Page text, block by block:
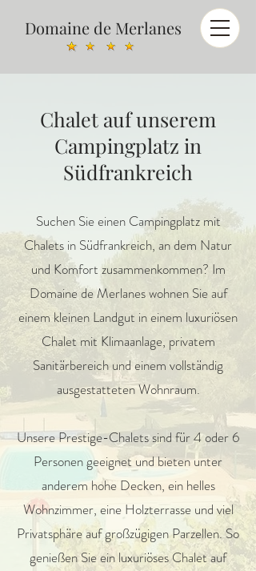
Domaine de Merlanes
Chalet auf unserem
Campingplatz in
Südfrankreich
Suchen Sie einen Campingplatz mit
Chalets in Südfrankreich, an dem Natur
und Komfort zusammenkommen? Im
Domaine de Merlanes wohnen Sie auf
einem kleinen Landgut in einem luxuriösen
Chalet mit Klimaanlage, privatem
Sanitärbereich und einem vollständig
ausgestatteten Wohnraum.
Unsere Prestige-Chalets sind für 4 oder 6
Personen geeignet und bieten unter
anderem hohe Decken, ein helles
Wohnzimmer, eine Holzterrasse und viel
Privatsphäre auf großzügigen Parzellen. So
genießen Sie ein luxuriöses Chalet auf